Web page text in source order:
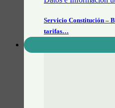
Servicio Constitución –
tarifas…